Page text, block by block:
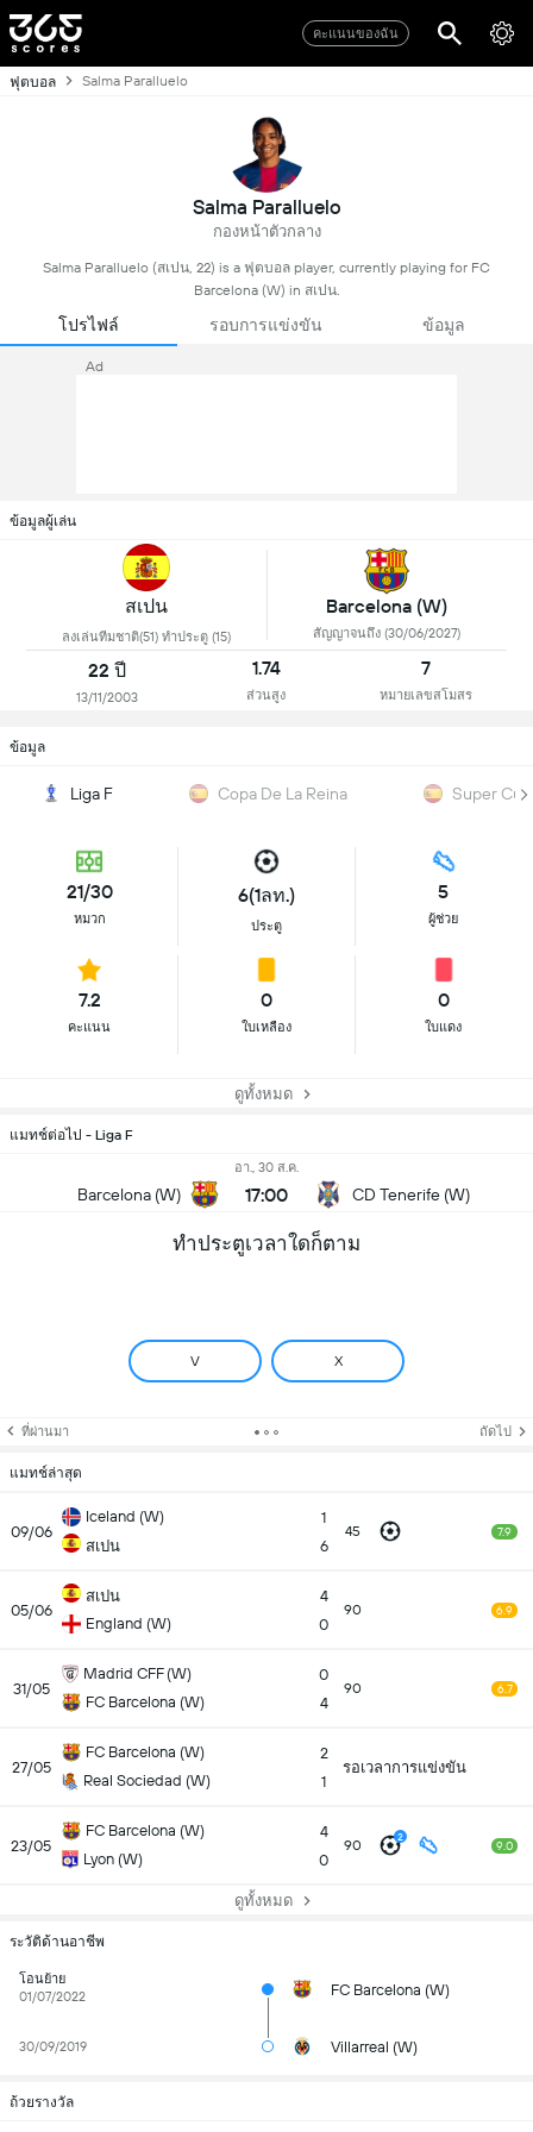
คะแนนของฉัน
ฟุตบอล Salma Paralluelo
Salma Paralluelo
กองหน้าตัวกลาง
Salma Paralluelo (สเปน, 22) is a ฟุตบอล player, currently playing for FC
Barcelona (W) in สเปน.
โปรไฟล์ รอบการแข่งขัน ข้อมูล
Ad
ข้อมูลผู้เล่น
สเปน
ลงเล่นทีมชาติ(51) ทำประตู (15)
Barcelona (W)
สัญญาจนถึง (30/06/2027)
22 ปี
13/11/2003
1.74
ส่วนสูง
7
หมายเลขสโมสร
ข้อมูล
Liga F Copa De La Reina Super
21/30
หมวก
6(1ลท.)
ประตู
5
ผู้ช่วย
7.2
คะแนน
0
ใบเหลือง
0
ใบแดง
ดูทั้งหมด
แมทช์ต่อไป - Liga F
Barcelona (W)
อา., 30 ส.ค.
17:00 CD Tenerife (W)
ทำประตูเวลาใดก็ตาม
V X
ที่ผ่านมา ถัดไป
แมทช์ล่าสุด
09/06
Iceland (W)
สเปน
1
6
45 7.9
05/06
สเปน
England (W)
4
0
90 6.9
31/05
Madrid CFF (W)
FC Barcelona (W)
0
4
90 6.7
27/05
FC Barcelona (W)
Real Sociedad (W)
2
1
รอเวลาการแข่งขัน
23/05
FC Barcelona (W)
Lyon (W)
4
0
90 2
9.0
ดูทั้งหมด
ระวัติด้านอาชีพ
โอนย้าย
01/07/2022
FC Barcelona (W)
30/09/2019 Villarreal (W)
ถ้วยรางวัล